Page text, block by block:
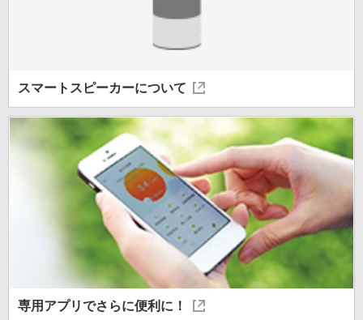
スマートスピーカーについて
専用アプリでさらに便利に！